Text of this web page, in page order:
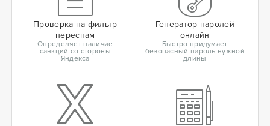
Проверка на фильтр
переспам
Определяет наличие
санкций со стороны
Яндекса
Генератор паролей
онлайн
Быстро придумает
безопасный пароль нужной
длины